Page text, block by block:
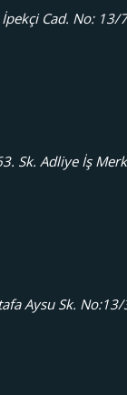
Cad. No:
Sk. Adliye İş
Aysu Sk.